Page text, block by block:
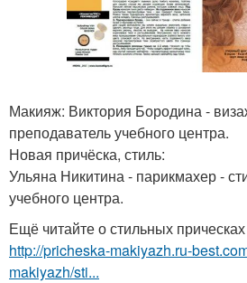
Макияж: Виктория Бородина -
преподаватель учебного центра.
Новая причёска, стиль:
Ульяна Никитина - парикмахер -
учебного центра.
Ещё читайте о стильных
http://pricheska-makiyazh.ru-
makiyazh/sti...